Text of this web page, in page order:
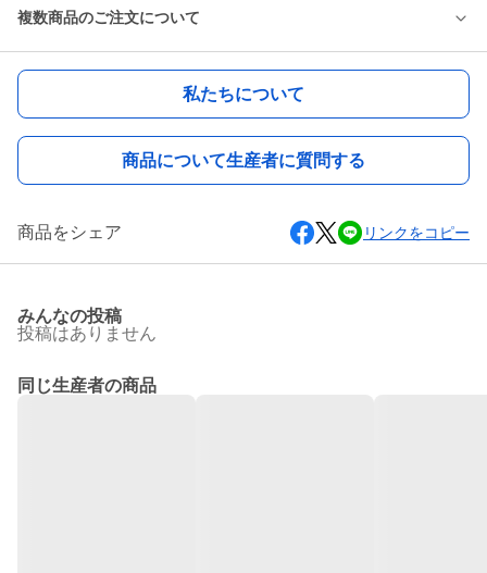
複数商品のご注文について
私たちについて
商品について生産者に質問する
商品をシェア リンクをコピー
みんなの投稿
投稿はありません
同じ生産者の商品